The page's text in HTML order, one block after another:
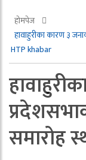
होमपेज
हावाहुरीका कारण ३
HTP khabar
समारोह